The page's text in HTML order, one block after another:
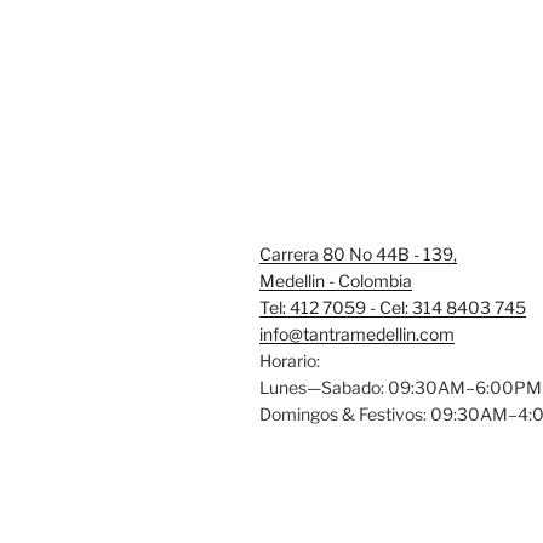
Carrera 80 No 44B - 139,
Medellin - Colombia
Tel: 412 7059 - Cel: 314 8403 745
info@tantramedellin.com
Horario:
Lunes—Sabado: 09:30AM–6:00PM
Domingos & Festivos: